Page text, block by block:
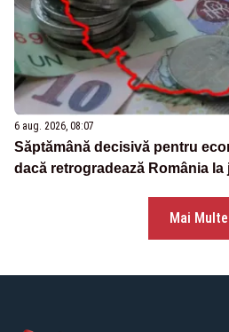
6 aug. 2026, 08:07
Săptămână decisivă pentru
dacă retrogradează România la
Mai Multe